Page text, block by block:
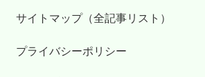
サイトマップ（全記事リスト）
プライバシーポリシー